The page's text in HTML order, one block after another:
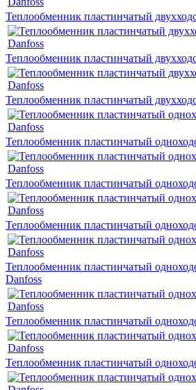
Теплообменник пластинчатый
Теплообменник пластинчатый
Теплообменник пластинчатый
Теплообменник пластинчатый
Теплообменник пластинчатый
Теплообменник пластинчатый
Теплообменник пластинчатый
Danfoss
Теплообменник пластинчатый
Теплообменник пластинчатый